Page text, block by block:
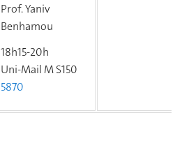
Prof. Yaniv
Benhamou
18h15-20h
Uni-Mail M S150
5870